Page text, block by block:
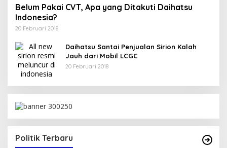
Belum Pakai CVT, Apa yang Ditakuti Daihatsu
Indonesia?
20 Februari 2018
Daihatsu Santai Penjualan Sirion Kalah
Jauh dari Mobil LCGC
20 Februari 2018
Politik Terbaru